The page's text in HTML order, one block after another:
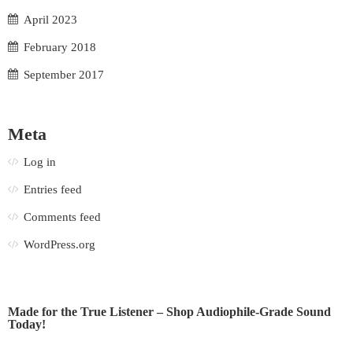
April 2023
February 2018
September 2017
Meta
Log in
Entries feed
Comments feed
WordPress.org
Made for the True Listener – Shop Audiophile-Grade Sound
Today!